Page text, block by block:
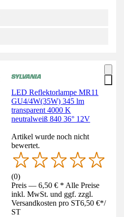
LED Reflektorlampe MR11
GU4/4W(35W) 345 lm
transparent 4000 K
neutralweiß 840 36° 12V
Artikel wurde noch nicht
bewertet.
(0)
Preis — 6,50 € * Alle Preise
inkl. MwSt. und ggf. zzgl.
Versandkosten pro ST6,50 €*/
ST